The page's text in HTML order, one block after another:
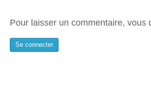
Pour laisser un commentaire, vous
Se connecter